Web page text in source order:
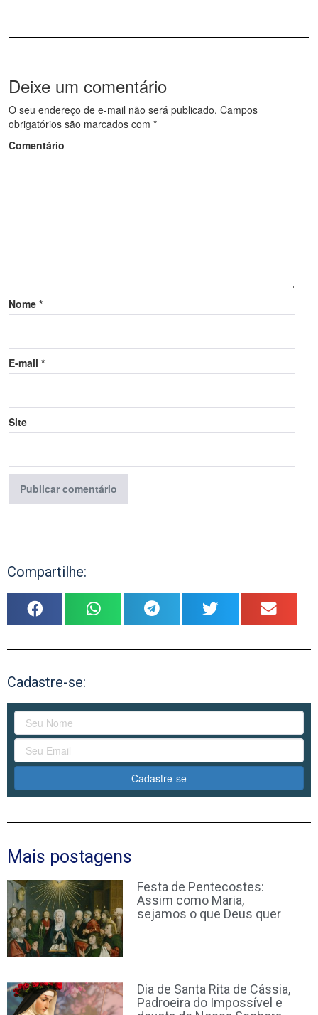
Deixe um comentário
O seu endereço de e-mail não será publicado. Campos
obrigatórios são marcados com *
Comentário
Nome *
E-mail *
Site
Compartilhe:
Cadastre-se:
Cadastre-se
Mais postagens
Festa de Pentecostes:
Assim como Maria,
sejamos o que Deus quer
Dia de Santa Rita de Cássia,
Padroeira do Impossível e